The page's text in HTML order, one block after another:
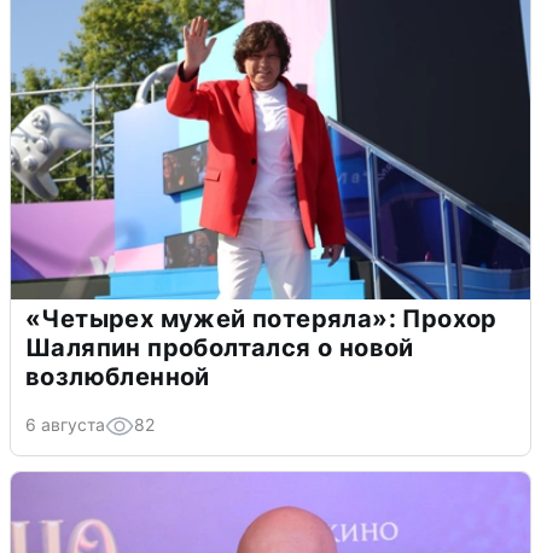
«Четырех мужей потеряла»: Прохор
Шаляпин проболтался о новой
возлюбленной
6 августа 82